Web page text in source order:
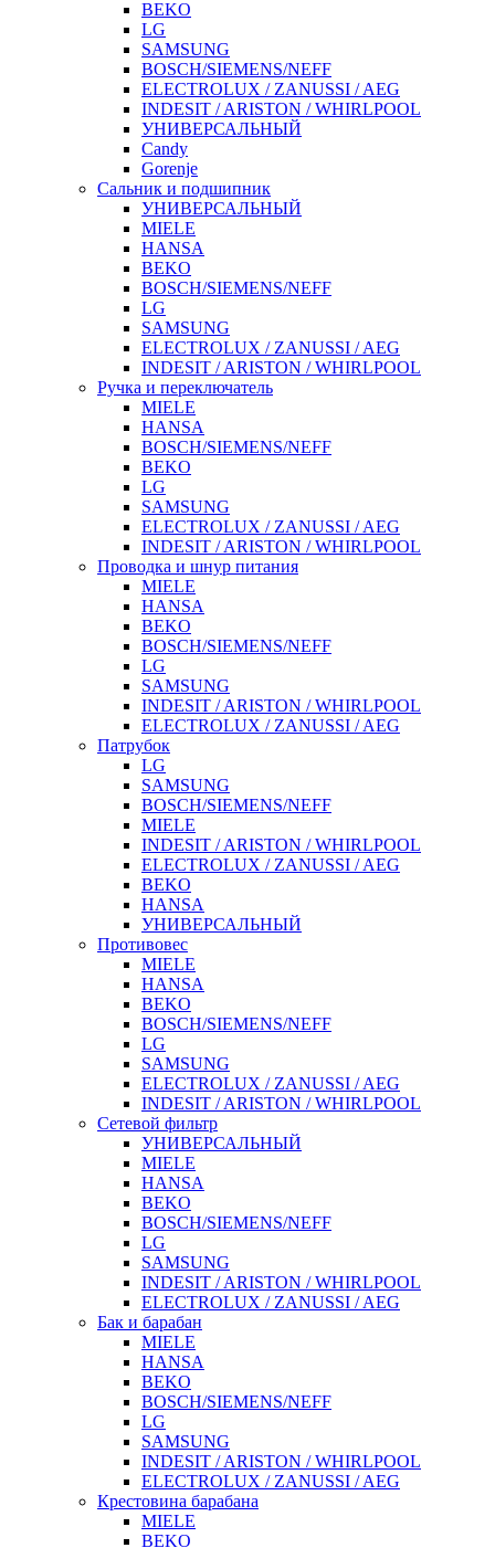
BEKO
LG
SAMSUNG
BOSCH/SIEMENS/NEFF
ELECTROLUX / ZANUSSI / AEG
INDESIT / ARISTON / WHIRLPOOL
УНИВЕРСАЛЬНЫЙ
Candy
Gorenje
Сальник и подшипник
УНИВЕРСАЛЬНЫЙ
MIELE
HANSA
BEKO
BOSCH/SIEMENS/NEFF
LG
SAMSUNG
ELECTROLUX / ZANUSSI / AEG
INDESIT / ARISTON / WHIRLPOOL
Ручка и переключатель
MIELE
HANSA
BOSCH/SIEMENS/NEFF
BEKO
LG
SAMSUNG
ELECTROLUX / ZANUSSI / AEG
INDESIT / ARISTON / WHIRLPOOL
Проводка и шнур питания
MIELE
HANSA
BEKO
BOSCH/SIEMENS/NEFF
LG
SAMSUNG
INDESIT / ARISTON / WHIRLPOOL
ELECTROLUX / ZANUSSI / AEG
Патрубок
LG
SAMSUNG
BOSCH/SIEMENS/NEFF
MIELE
INDESIT / ARISTON / WHIRLPOOL
ELECTROLUX / ZANUSSI / AEG
BEKO
HANSA
УНИВЕРСАЛЬНЫЙ
Противовес
MIELE
HANSA
BEKO
BOSCH/SIEMENS/NEFF
LG
SAMSUNG
ELECTROLUX / ZANUSSI / AEG
INDESIT / ARISTON / WHIRLPOOL
Сетевой фильтр
УНИВЕРСАЛЬНЫЙ
MIELE
HANSA
BEKO
BOSCH/SIEMENS/NEFF
LG
SAMSUNG
INDESIT / ARISTON / WHIRLPOOL
ELECTROLUX / ZANUSSI / AEG
Бак и барабан
MIELE
HANSA
BEKO
BOSCH/SIEMENS/NEFF
LG
SAMSUNG
INDESIT / ARISTON / WHIRLPOOL
ELECTROLUX / ZANUSSI / AEG
Крестовина барабана
MIELE
BEKO